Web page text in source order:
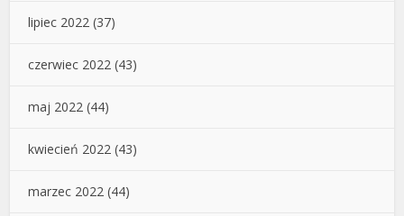
lipiec 2022 (37)
czerwiec 2022 (43)
maj 2022 (44)
kwiecień 2022 (43)
marzec 2022 (44)